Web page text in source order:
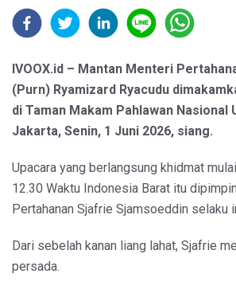
IVOOX.id – Mantan Menteri
(Purn) Ryamizard Ryacudu
di Taman Makam Pahlawan Nasional
Jakarta, Senin, 1 Juni 2026, siang.
Upacara yang berlangsung khidmat
12.30 Waktu Indonesia Barat itu
Pertahanan Sjafrie Sjamsoeddin selaku
Dari sebelah kanan liang lahat, Sjafrie
persada.